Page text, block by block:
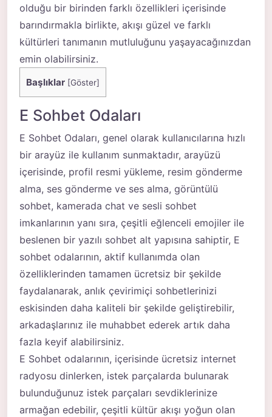
olduğu bir birinden farklı özellikleri içerisinde
barındırmakla birlikte, akışı güzel ve farklı
kültürleri tanımanın mutluluğunu yaşayacağınızdan
emin olabilirsiniz.
Başlıklar [Göster]
E Sohbet Odaları
E Sohbet Odaları, genel olarak kullanıcılarına hızlı
bir arayüz ile kullanım sunmaktadır, arayüzü
içerisinde, profil resmi yükleme, resim gönderme
alma, ses gönderme ve ses alma, görüntülü
sohbet, kamerada chat ve sesli sohbet
imkanlarının yanı sıra, çeşitli eğlenceli emojiler ile
beslenen bir yazılı sohbet alt yapısına sahiptir, E
sohbet odalarının, aktif kullanımda olan
özelliklerinden tamamen ücretsiz bir şekilde
faydalanarak, anlık çevirimiçi sohbetlerinizi
eskisinden daha kaliteli bir şekilde geliştirebilir,
arkadaşlarınız ile muhabbet ederek artık daha
fazla keyif alabilirsiniz.
E Sohbet odalarının, içerisinde ücretsiz internet
radyosu dinlerken, istek parçalarda bulunarak
bulunduğunuz istek parçaları sevdiklerinize
armağan edebilir, çeşitli kültür akışı yoğun olan